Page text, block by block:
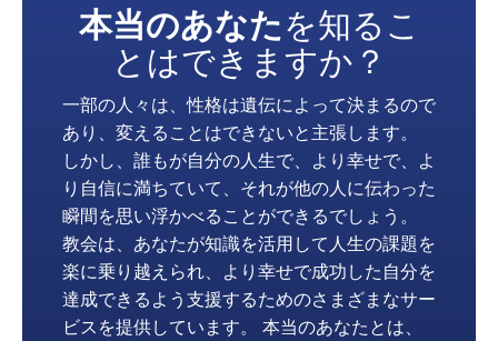
本当のあなたを知るこ
とはできますか？
一部の人々は、性格は遺伝によって決まるので
あり、変えることはできないと主張します。
しかし、誰もが自分の人生で、より幸せで、よ
り自信に満ちていて、それが他の人に伝わった
瞬間を思い浮かべることができるでしょう。
教会は、あなたが知識を活用して人生の課題を
楽に乗り越えられ、より幸せで成功した自分を
達成できるよう支援するためのさまざまなサー
ビスを提供しています。 本当のあなたとは、